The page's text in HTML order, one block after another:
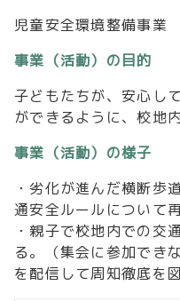
児童安全環境整備事業
事業（活動）の目的
子どもたちが、安心し
ができるように、校地
事業（活動）の様子
・劣化が進んだ横断歩
通安全ルールについて
・親子で校地内での交
る。（集会に参加でき
を配信して周知徹底を